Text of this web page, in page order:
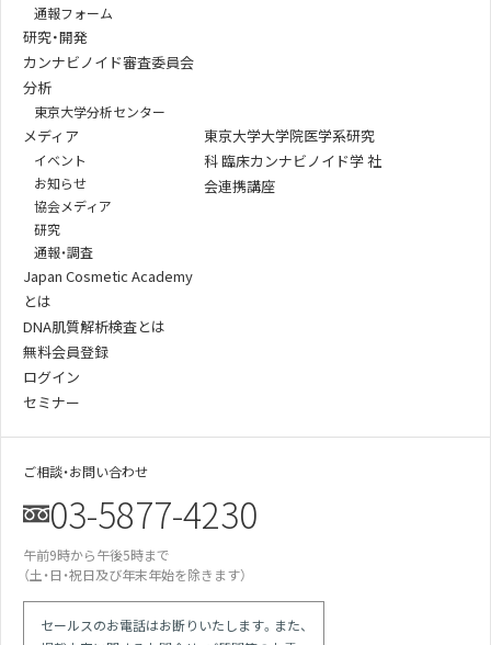
通報フォーム
研究・開発
カンナビノイド審査委員会
分析
東京大学分析センター
メディア
イベント
お知らせ
協会メディア
研究
通報・調査
Japan Cosmetic Academy
とは
DNA肌質解析検査とは
無料会員登録
ログイン
セミナー
東京大学大学院医学系研究
科 臨床カンナビノイド学 社
会連携講座
ご相談・お問い合わせ
03-5877-4230
午前9時から午後5時まで
（土・日・祝日及び年末年始を除きます）
セールスのお電話はお断りいたします。また、による効果効能の保証と解され違反では